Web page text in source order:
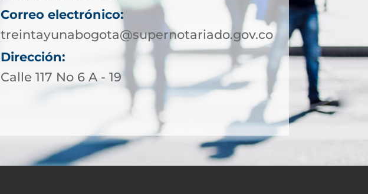
Correo electrónico:
treintayunabogota@supernotariado.gov.co
Dirección:
Calle 117 No 6 A - 19